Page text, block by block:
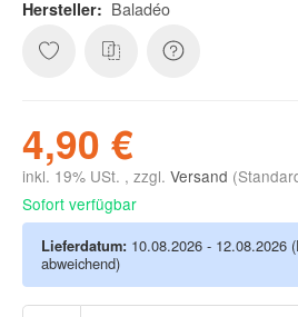
Hersteller: Baladéo
4,90 €
inkl. 19% USt. , zzgl. Versand
Sofort verfügbar
Lieferdatum: 10.08.2026 - 12.08.2026
abweichend)